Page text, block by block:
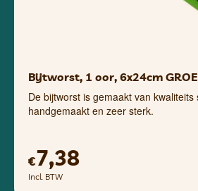
Bijtworst, 1 oor, 6x24cm
De bijtworst is gemaakt van kwaliteits
handgemaakt en zeer sterk.
€7,38
Incl. BTW